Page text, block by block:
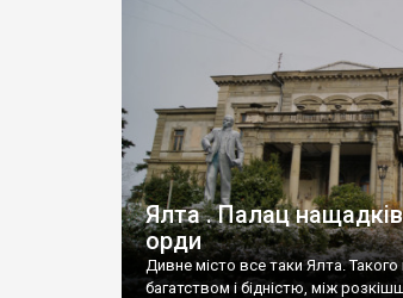
Ялта . Палац
орди
Дивне місто все таки Ялта.
багатством і бідністю, між